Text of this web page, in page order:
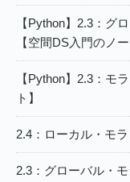
【Python】2.3：グ
【空間DS入門のノー
【Python】2.3：モ
ト】
2.4：ローカル・モ
2.3：グローバル・